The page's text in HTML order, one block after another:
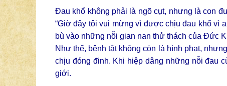
Đau khổ không phải là ngõ cụt, nhưng là con
“Giờ đây tôi vui mừng vì được chịu đau khổ vì
bù vào những nỗi gian nan thử thách của Đức
Như thế, bệnh tật không còn là hình phạt,
chịu đóng đinh. Khi hiệp dâng những nỗi đau
giới.